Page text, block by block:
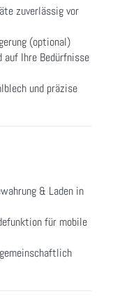
zuverlässig vor
(optional)
auf Ihre Bedürfnisse
und präzise
& Laden in
für mobile